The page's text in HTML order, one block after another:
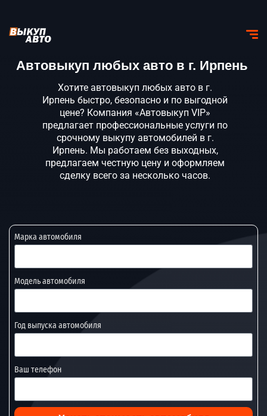
Автовыкуп любых авто в г. Ирпень
Хотите автовыкуп любых авто в г.
Ирпень быстро, безопасно и по выгодной
цене? Компания «Автовыкуп VIP»
предлагает профессиональные услуги по
срочному выкупу автомобилей в г.
Ирпень. Мы работаем без выходных,
предлагаем честную цену и оформляем
сделку всего за несколько часов.
Марка автомобиля
Модель автомобиля
Год выпуска автомобиля
Ваш телефон